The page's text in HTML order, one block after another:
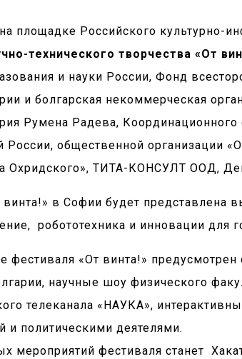
площадке Российского культурно-
технического творчества «От
и науки России, Фонд
и болгарская некоммерческая
Румена Радева,
России, общественной организации
Охридского», ТИТА-КОНСУЛТ ООД,
в Софии будет представлена
робототехника и инновации для
фестиваля «От винта!»
научные шоу физического
телеканала «НАУКА»,
и политическими деятелями.
мероприятий фестиваля станет